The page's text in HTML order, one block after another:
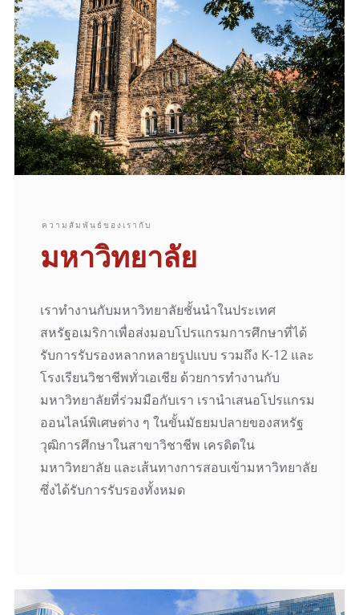
ความสัมพันธ์ของเรากับ
มหาวิทยาลัย
เราทำงานกับมหาวิทยาลัยชั้นนำในประเทศ
สหรัฐอเมริกาเพื่อส่งมอบโปรแกรมการศึกษาที่ได้
รับการรับรองหลากหลายรูปแบบ รวมถึง K-12 และ
โรงเรียนวิชาชีพทั่วเอเชีย ด้วยการทำงานกับ
มหาวิทยาลัยที่ร่วมมือกับเรา เรานำเสนอโปรแกรม
ออนไลน์พิเศษต่าง ๆ ในขั้นมัธยมปลายของสหรัฐ
วุฒิการศึกษาในสาขาวิชาชีพ เครดิตใน
มหาวิทยาลัย และเส้นทางการสอบเข้ามหาวิทยาลัย
ซึ่งได้รับการรับรองทั้งหมด